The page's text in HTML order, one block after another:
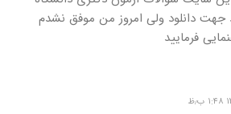
جهت دانلود ولی امروز من موفق نشدم
فرمایید